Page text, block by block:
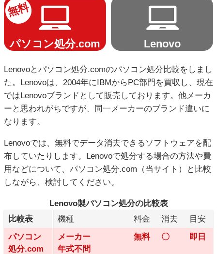
無料
パソコン処分.com Lenovo
Lenovoとパソコン処分.comのパソコン処分比較をしまし
た。Lenovoは、2004年にIBMからPC部門を買収し、現在
ではLenovoブランドとして販売しております。他メーカ
ーと思われがちですが、同一メーカーのブランド違いに
なります。
Lenovoでは、無料でデータ消去できるソフトウェアを配
布していたりします。Lenovoで処分する場合の方法や費
用などについて、パソコン処分.com（当サイト）と比較
しながら、検討してください。
Lenovo製パソコン処分の比較表
比較表
機種 料金 消去
目安
パソコン
処分.com
メーカー
年式不問
無料 〇 即日